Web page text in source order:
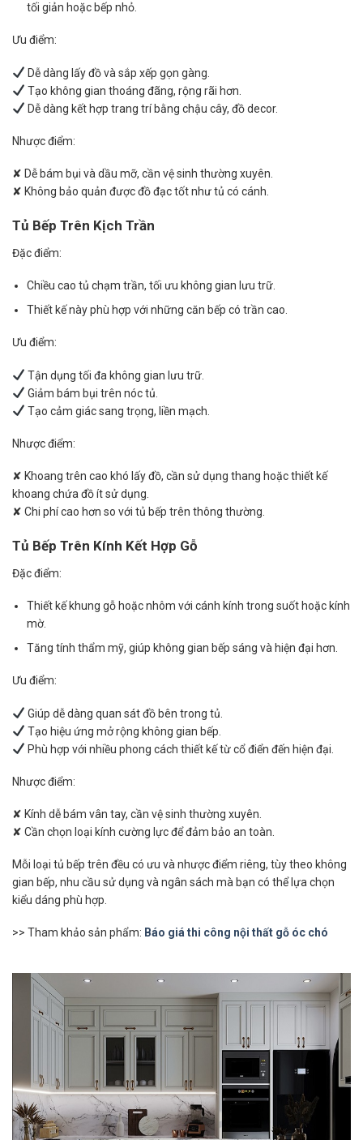
tối giản hoặc bếp nhỏ.
Ưu điểm:
Dễ dàng lấy đồ và sắp xếp gọn gàng.
Tạo không gian thoáng đãng, rộng rãi hơn.
Dễ dàng kết hợp trang trí bằng chậu cây, đồ decor.
Nhược điểm:
✘ Dễ bám bụi và dầu mỡ, cần vệ sinh thường xuyên.
✘ Không bảo quản được đồ đạc tốt như tủ có cánh.
Tủ Bếp Trên Kịch Trần
Đặc điểm:
Chiều cao tủ chạm trần, tối ưu không gian lưu trữ.
Thiết kế này phù hợp với những căn bếp có trần cao.
Ưu điểm:
Tận dụng tối đa không gian lưu trữ.
Giảm bám bụi trên nóc tủ.
Tạo cảm giác sang trọng, liền mạch.
Nhược điểm:
✘ Khoang trên cao khó lấy đồ, cần sử dụng thang hoặc thiết kế
khoang chứa đồ ít sử dụng.
✘ Chi phí cao hơn so với tủ bếp trên thông thường.
Tủ Bếp Trên Kính Kết Hợp Gỗ
Đặc điểm:
Thiết kế khung gỗ hoặc nhôm với cánh kính trong suốt hoặc kính
mờ.
Tăng tính thẩm mỹ, giúp không gian bếp sáng và hiện đại hơn.
Ưu điểm:
Giúp dễ dàng quan sát đồ bên trong tủ.
Tạo hiệu ứng mở rộng không gian bếp.
Phù hợp với nhiều phong cách thiết kế từ cổ điển đến hiện đại.
Nhược điểm:
✘ Kính dễ bám vân tay, cần vệ sinh thường xuyên.
✘ Cần chọn loại kính cường lực để đảm bảo an toàn.
Mỗi loại tủ bếp trên đều có ưu và nhược điểm riêng, tùy theo không
gian bếp, nhu cầu sử dụng và ngân sách mà bạn có thể lựa chọn
kiểu dáng phù hợp.
>> Tham khảo sản phẩm: Báo giá thi công nội thất gỗ óc chó